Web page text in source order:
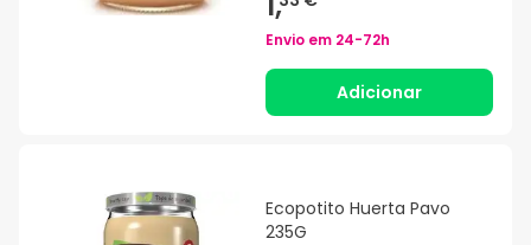
Envio em 24-72h
Adicionar
Ecopotito Huerta Pavo
235G